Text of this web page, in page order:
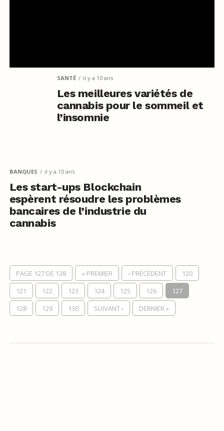
SANTÉ il y a 10 ans
Les meilleures variétés de
cannabis pour le sommeil et
l’insomnie
BANQUES il y a 10 ans
Les start-ups Blockchain
espèrent résoudre les problèmes
bancaires de l’industrie du
cannabis
PAGE 127 DE 138 « PREMIER ‹ PRÉCÉDENT
120
121
122 123 124 125 126
127
128
129 130 SUIVANT › DERNIER »